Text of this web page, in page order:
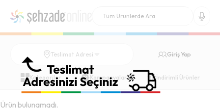
Teslimat Adresi Giriş Yap
Kategoriler Kampanyalar İndirimli Ürünler
Ürün bulunamadı.